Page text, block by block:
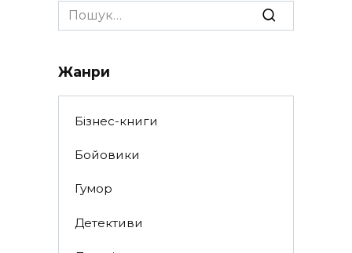
Search
for:
Жанри
Бізнес-книги
Бойовики
Гумор
Детективи